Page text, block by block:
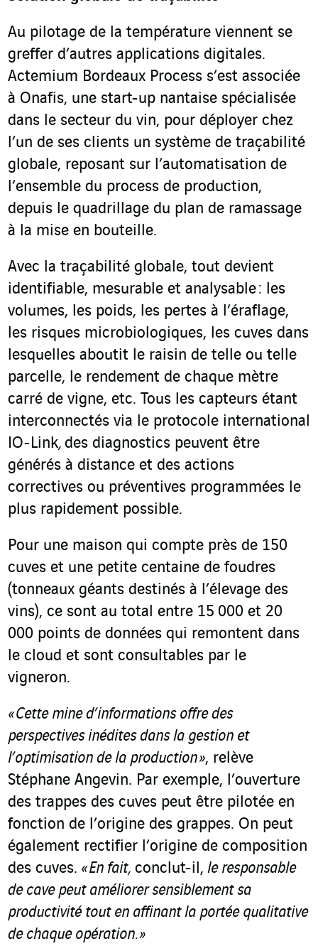
Au pilotage de la température viennent se
greffer d’autres applications digitales.
Actemium Bordeaux Process s’est associée
à Onafis, une start-up nantaise spécialisée
dans le secteur du vin, pour déployer chez
l’un de ses clients un système de traçabilité
globale, reposant sur l’automatisation de
l’ensemble du process de production,
depuis le quadrillage du plan de ramassage
à la mise en bouteille.
Avec la traçabilité globale, tout devient
identifiable, mesurable et analysable : les
volumes, les poids, les pertes à l’éraflage,
les risques microbiologiques, les cuves dans
lesquelles aboutit le raisin de telle ou telle
parcelle, le rendement de chaque mètre
carré de vigne, etc. Tous les capteurs étant
interconnectés via le protocole international
IO-Link, des diagnostics peuvent être
générés à distance et des actions
correctives ou préventives programmées le
plus rapidement possible.
Pour une maison qui compte près de 150
cuves et une petite centaine de foudres
(tonneaux géants destinés à l’élevage des
vins), ce sont au total entre 15 000 et 20
000 points de données qui remontent dans
le cloud et sont consultables par le
vigneron.
« Cette mine d’informations offre des
perspectives inédites dans la gestion et
l’optimisation de la production », relève
Stéphane Angevin. Par exemple, l’ouverture
des trappes des cuves peut être pilotée en
fonction de l’origine des grappes. On peut
également rectifier l’origine de composition
des cuves. « En fait, conclut-il, le responsable
de cave peut améliorer sensiblement sa
productivité tout en affinant la portée qualitative
de chaque opération. »